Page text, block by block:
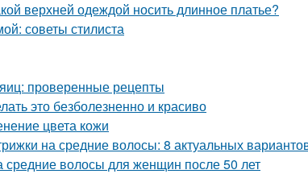
верхней одеждой носить длинное платье?
советы стилиста
проверенные рецепты
это безболезненно и красиво
цвета кожи
на средние волосы: 8 актуальных
волосы для женщин после 50 лет